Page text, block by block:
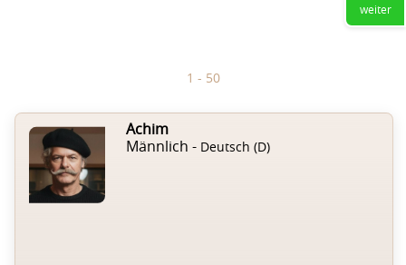
weiter
1 - 50
Achim
Männlich - Deutsch (D)